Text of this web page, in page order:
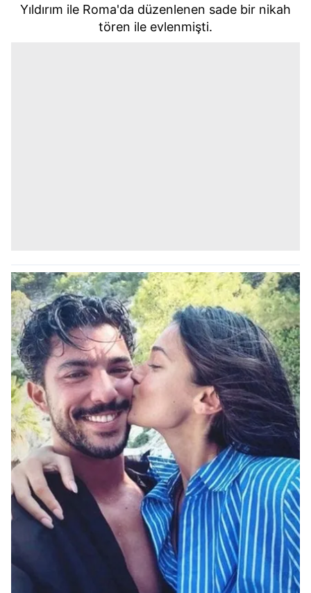
Yıldırım ile Roma'da düzenlenen sade bir nikah
tören ile evlenmişti.